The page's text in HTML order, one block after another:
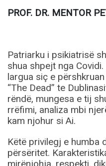
PROF. DR. MENTOR
Patriarku i psikiatrisë
shua shpejt nga
largua siç e
“The Dead” te
rëndë, mungesa e tij
rrëfimi, analiza mbi
kam njohur si Ai.
Këtë privilegj e humba
përsëritet.